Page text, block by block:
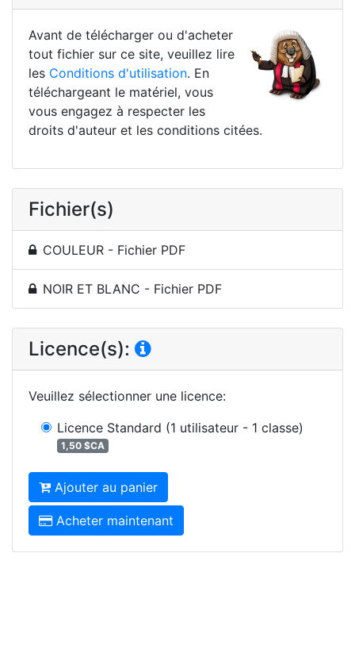
Avant de télécharger ou d'acheter
tout fichier sur ce site, veuillez lire
les Conditions d'utilisation. En
téléchargeant le matériel, vous
vous engagez à respecter les
droits d'auteur et les conditions citées.
Fichier(s)
COULEUR - Fichier PDF
NOIR ET BLANC - Fichier PDF
Licence(s):
Veuillez sélectionner une licence:
Licence Standard (1 utilisateur - 1 classe)
1,50 $CA
Ajouter au panier
Acheter maintenant